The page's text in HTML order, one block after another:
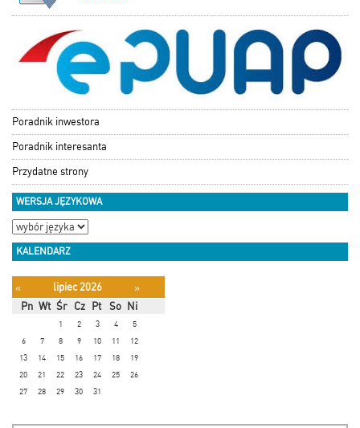
Poradnik inwestora
Poradnik interesanta
Przydatne strony
WERSJA JĘZYKOWA
KALENDARZ
« lipiec 2026
»
Pn Wt Śr Cz Pt So Ni
1 2 3 4
5
6
7 8 9 10 11
12
13
14 15 16 17 18
19
20
21 22 23 24 25
26
27
28 29 30 31